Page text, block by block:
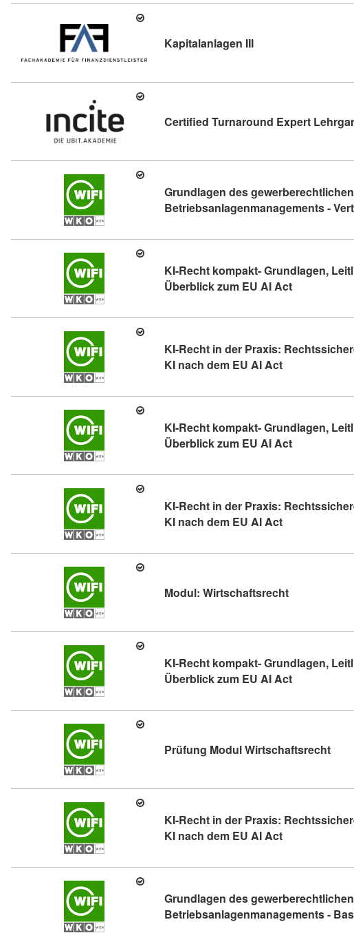
Kapitalanlagen IIIKursdetail:
Certified Turnaround Expert
Grundlagen des gewerberechtlichen
Betriebsanlagenmanagements -
KI-Recht kompakt- Grundlagen,
Überblick zum EU AI ActKursdetail:
KI-Recht in der Praxis:
KI nach dem EU AI ActKursdetail: KI-
KI-Recht kompakt- Grundlagen,
Überblick zum EU AI ActKursdetail:
KI-Recht in der Praxis:
KI nach dem EU AI ActKursdetail: KI-
Modul: WirtschaftsrechtKursdetail:
KI-Recht kompakt- Grundlagen,
Überblick zum EU AI ActKursdetail:
Prüfung Modul Wirtschaftsrecht
KI-Recht in der Praxis:
KI nach dem EU AI ActKursdetail: KI-
Grundlagen des gewerberechtlichen
Betriebsanlagenmanagements -